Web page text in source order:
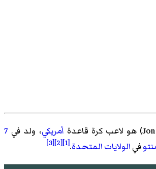
)‏ هو لاعب كرة قاعدة أمريكي، ولد في 7
فيالولايات المتحدة.
[1]
[2]
[3]